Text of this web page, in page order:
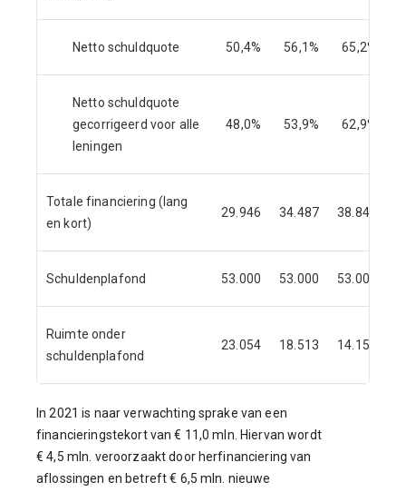
Netto schuldquote 50,4% 56,1% 65,2%
Netto schuldquote
gecorrigeerd voor alle
leningen
48,0% 53,9% 62,9%
Totale financiering (lang
en kort)
29.946 34.487 38.848
Schuldenplafond 53.000 53.000 53.000
Ruimte onder
schuldenplafond
23.054 18.513 14.152
In 2021 is naar verwachting sprake van een
financieringstekort van € 11,0 mln. Hiervan wordt
€ 4,5 mln. veroorzaakt door herfinanciering van
aflossingen en betreft € 6,5 mln. nieuwe